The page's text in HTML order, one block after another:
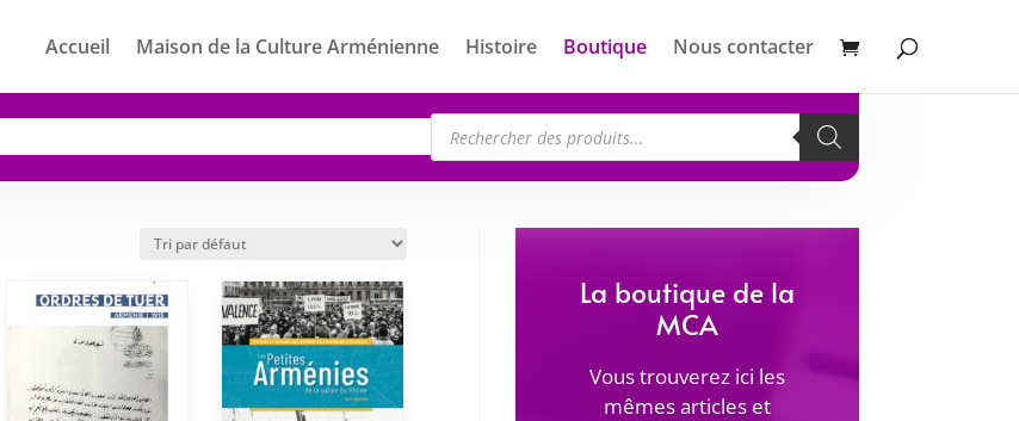
Accueil Maison de la Culture Arménienne Histoire Boutique Nous contacter
Recherche
de
produits
La boutique de la
MCA
Vous trouverez ici les
mêmes articles et